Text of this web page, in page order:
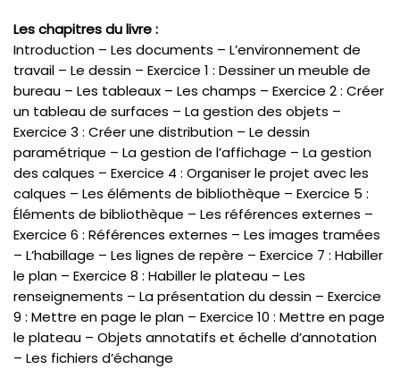
Les chapitres du livre :
Introduction – Les documents – L’environnement de
travail – Le dessin – Exercice 1 : Dessiner un meuble de
bureau – Les tableaux – Les champs – Exercice 2 : Créer
un tableau de surfaces – La gestion des objets –
Exercice 3 : Créer une distribution – Le dessin
paramétrique – La gestion de l’affichage – La gestion
des calques – Exercice 4 : Organiser le projet avec les
calques – Les éléments de bibliothèque – Exercice 5 :
Éléments de bibliothèque – Les références externes –
Exercice 6 : Références externes – Les images tramées
– L’habillage – Les lignes de repère – Exercice 7 : Habiller
le plan – Exercice 8 : Habiller le plateau – Les
renseignements – La présentation du dessin – Exercice
9 : Mettre en page le plan – Exercice 10 : Mettre en page
le plateau – Objets annotatifs et échelle d’annotation
– Les fichiers d’échange